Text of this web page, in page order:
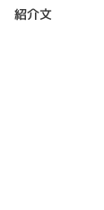
紹介文